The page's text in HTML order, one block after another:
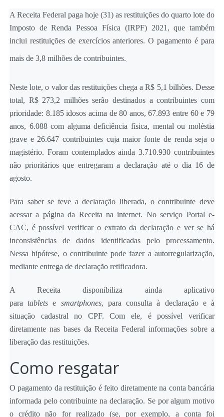
A Receita Federal paga hoje (31) as restituições do quarto lote do
Imposto de Renda Pessoa Física (IRPF) 2021, que também
inclui restituições de exercícios anteriores. O pagamento é para
mais de 3,8 milhões de contribuintes.
Neste lote, o valor das restituições chega a R$ 5,1 bilhões. Desse
total, R$ 273,2 milhões serão destinados a contribuintes com
prioridade: 8.185 idosos acima de 80 anos, 67.893 entre 60 e 79
anos, 6.088 com alguma deficiência física, mental ou moléstia
grave e 26.647 contribuintes cuja maior fonte de renda seja o
magistério. Foram contemplados ainda 3.710.930 contribuintes
não prioritários que entregaram a declaração até o dia 16 de
agosto.
Para saber se teve a declaração liberada, o contribuinte deve
acessar a página da Receita na internet. No serviço Portal e-
CAC, é possível verificar o extrato da declaração e ver se há
inconsistências de dados identificadas pelo processamento.
Nessa hipótese, o contribuinte pode fazer a autorregularização,
mediante entrega de declaração retificadora.
A Receita disponibiliza ainda aplicativo
para tablets e smartphones, para consulta à declaração e à
situação cadastral no CPF. Com ele, é possível verificar
diretamente nas bases da Receita Federal informações sobre a
liberação das restituições.
Como resgatar
O pagamento da restituição é feito diretamente na conta bancária
informada pelo contribuinte na declaração. Se por algum motivo
o crédito não for realizado (se, por exemplo, a conta foi